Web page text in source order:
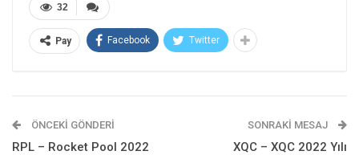
32
Pay Facebook Twitter
ÖNCEKI GÖNDERI
RPL – Rocket Pool 2022
SONRAKI MESAJ
XQC – XQC 2022 Yılı